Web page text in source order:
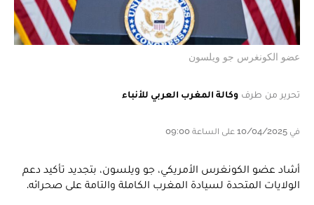
عضو الكونغرس جو ويلسون
تحرير من طرف وكالة المغرب العربي للأنباء
في 10/04/2025 على الساعة 09:00
أشاد عضو الكونغرس الأمريكي، جو ويلسون، بتجديد تأكيد دعم
الولايات المتحدة لسيادة المغرب الكاملة والتامة على صحرائه.